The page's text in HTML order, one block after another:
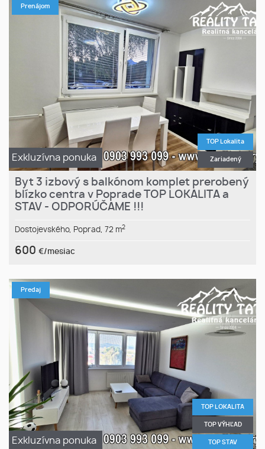
Exkluzívna ponuka
Prenájom
TOP Lokalita
Zariadený
Byt 3 izbový s balkónom komplet prerobený
blízko centra v Poprade TOP LOKALITA a
STAV - ODPORÚČAME !!!
Dostojevského, Poprad, 72 m2
600 €/mesiac
Exkluzívna ponuka
Predaj
TOP LOKALITA
TOP VÝHĽAD
TOP STAV